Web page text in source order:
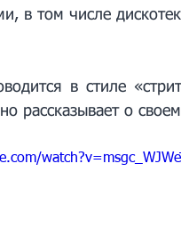
в том числе
в стиле
рассказывает о